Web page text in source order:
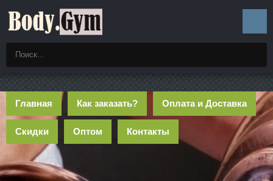
Главная Как заказать? Оплата и Доставка
Скидки Оптом Контакты